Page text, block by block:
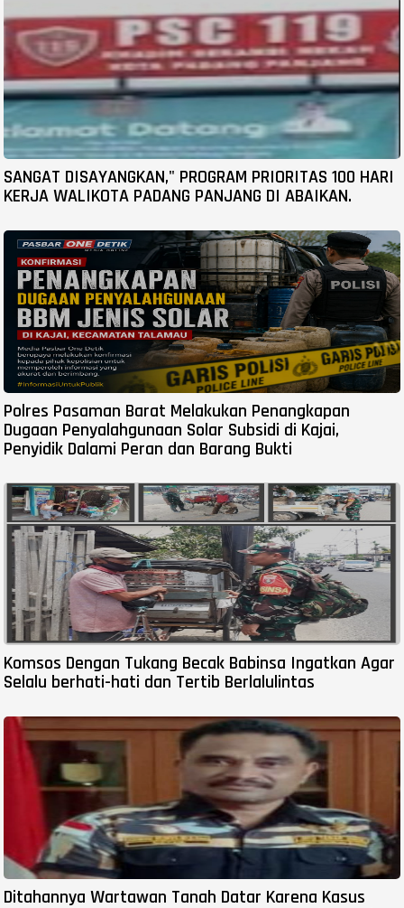
SANGAT DISAYANGKAN," PROGRAM PRIORITAS 100 HARI
KERJA WALIKOTA PADANG PANJANG DI ABAIKAN.
Polres Pasaman Barat Melakukan Penangkapan
Dugaan Penyalahgunaan Solar Subsidi di Kajai,
Penyidik Dalami Peran dan Barang Bukti
Komsos Dengan Tukang Becak Babinsa Ingatkan Agar
Selalu berhati-hati dan Tertib Berlalulintas
Ditahannya Wartawan Tanah Datar Karena Kasus